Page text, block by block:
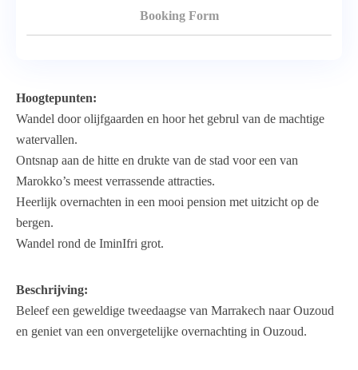
Hoogtepunten:
Wandel door olijfgaarden en hoor het gebrul van de machtige
watervallen.
Ontsnap aan de hitte en drukte van de stad voor een van
Marokko’s meest verrassende attracties.
Heerlijk overnachten in een mooi pension met uitzicht op de
bergen.
Wandel rond de IminIfri grot.
Beschrijving:
Beleef een geweldige tweedaagse van Marrakech naar Ouzoud
en geniet van een onvergetelijke overnachting in Ouzoud.
Booking Form